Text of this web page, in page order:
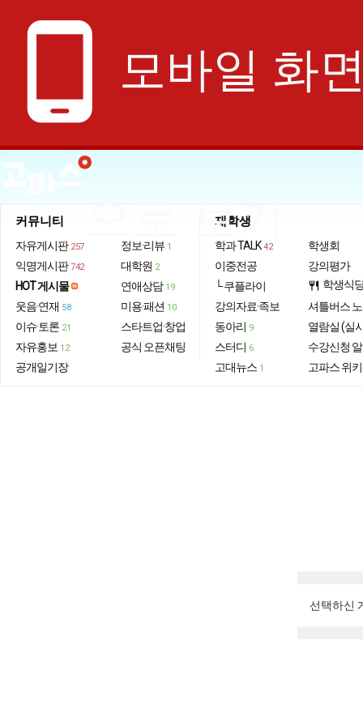
phone_android 모바일 화
으로 보기
커뮤니티
자유게시판 257
익명게시판 742
HOT 게시물
웃음·연재 58
이슈·토론 21
자유홍보 12
공개일기장
정보·리뷰 1
대학원 2
연애상담 19
미용·패션 10
스타트업·창업
공식 오픈채팅
재학생
학과 TALK 42
이중전공
└ 쿠플라이
강의자료·족보
동아리 9
스터디 6
고대뉴스 1
학생회
강의평가
restaurant 학생식
셔틀버스
열람실 (실
수강신청
고파스 위키
선택하신